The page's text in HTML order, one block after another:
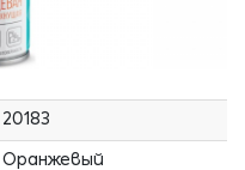
20183
Оранжевый